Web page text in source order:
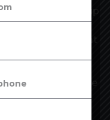
par le coup
%) qui sont
pouvoir d’achat
A corps, grade
le